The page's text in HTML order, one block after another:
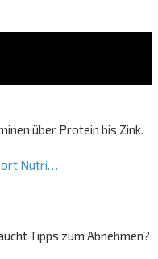
über Protein bis Zink.
Nutri…
Tipps zum Abnehmen?